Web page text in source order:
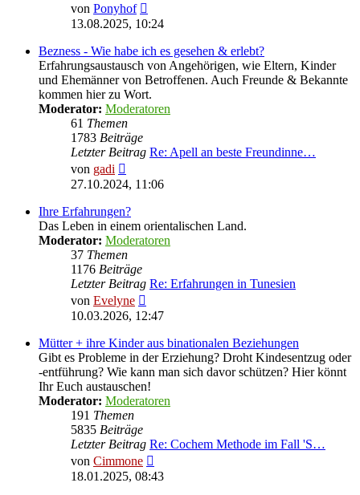
von Ponyhof
Beitrag
13.08.2025, 10:24
Bezness - Wie habe ich es gesehen & erlebt?
Erfahrungsaustausch von Angehörigen, wie Eltern, Kinder
und Ehemänner von Betroffenen. Auch Freunde & Bekannte
kommen hier zu Wort.
Moderator: Moderatoren
61 Themen
1783 Beiträge
Letzter Beitrag Re: Apell an beste Freundinne…
von gadi
Beitrag
27.10.2024, 11:06
Ihre Erfahrungen?
Das Leben in einem orientalischen Land.
Moderator: Moderatoren
37 Themen
1176 Beiträge
Letzter Beitrag Re: Erfahrungen in Tunesien
von Evelyne
Beitrag
10.03.2026, 12:47
Mütter + ihre Kinder aus binationalen Beziehungen
Gibt es Probleme in der Erziehung? Droht Kindesentzug oder
-entführung? Wie kann man sich davor schützen? Hier könnt
Ihr Euch austauschen!
Moderator: Moderatoren
191 Themen
5835 Beiträge
Letzter Beitrag Re: Cochem Methode im Fall 'S…
von Cimmone
Beitrag
18.01.2025, 08:43